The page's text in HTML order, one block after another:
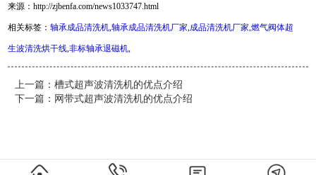
来源：http://zjbenfa.com/news1033747.html
相关标签：轴承成品清洗机 ,轴承成品清洗机厂家 成品清洗机厂家 ,燃气阀体超
生波清洗烘干线 ,非标轴承退磁机
上一篇：槽式超声波清洗机的优点介绍
下一篇： 网带式超声波清洗机的优点介绍